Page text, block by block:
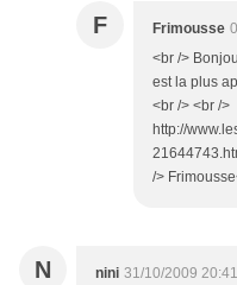
F Frimousse
<br />
est la plus
<br /> <br />
http://
/>
N nini 31/10/2009 20:41